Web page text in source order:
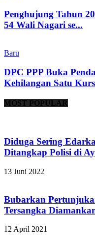
Penghujung Tahun
54 Wali Nagari se...
Baru
DPC PPP Buka
Kehilangan Satu
MOST POPULAR
Diduga Sering
Ditangkap Polisi di
13 Juni 2022
Bubarkan
Tersangka
12 April 2021